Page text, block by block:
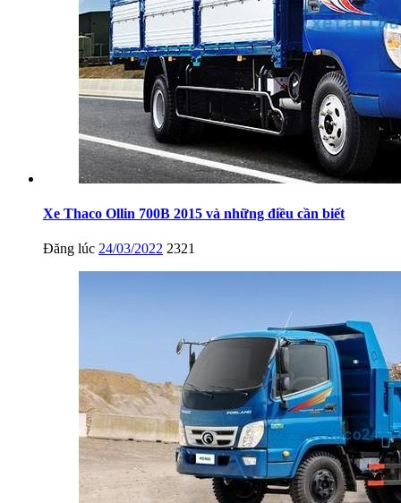
Xe Thaco Ollin 700B 2015 và những điều cần biết
Đăng lúc 24/03/2022 2321